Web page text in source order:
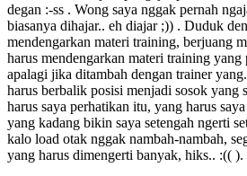
degan :-ss . Wong saya nggak pernah
biasanya dihajar.. eh diajar ;)) . Duduk
mendengarkan materi training, berjuang
harus mendengarkan materi training
apalagi jika ditambah dengan trainer
harus berbalik posisi menjadi sosok yang
harus saya perhatikan itu, yang harus
yang kadang bikin saya setengah ngerti
kalo load otak nggak nambah-nambah,
yang harus dimengerti banyak, hiks.. :(( ).